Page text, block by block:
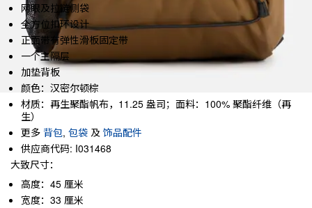
网眼及拉链侧袋
全方位扣环设计
正面带有弹性滑板固定带
一个主隔层
加垫背板
颜色：汉密尔顿棕
材质：再生聚酯帆布，11.25 盎司；面料：100% 聚酯纤维（再
生）
更多 背包, 包袋 及 饰品配件
供应商代码: I031468
大致尺寸：
高度：45 厘米
宽度：33 厘米